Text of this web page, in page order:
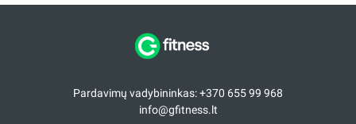
Pardavimų vadybininkas: +370 655 99 968
info@gfitness.lt